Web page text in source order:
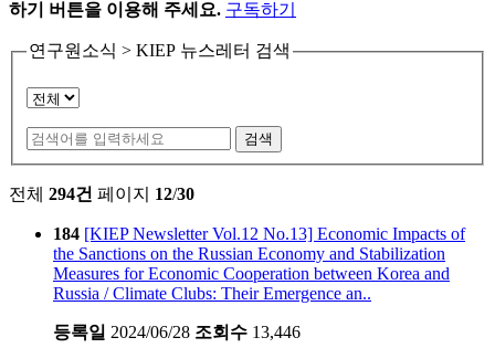
하기 버튼을 이용해 주세요. 구독하기
연구원소식 > KIEP 뉴스레터 검색
검색
전체 294건 페이지 12/30
184 [KIEP Newsletter Vol.12 No.13] Economic Impacts of
the Sanctions on the Russian Economy and Stabilization
Measures for Economic Cooperation between Korea and
Russia / Climate Clubs: Their Emergence an..
등록일 2024/06/28 조회수 13,446